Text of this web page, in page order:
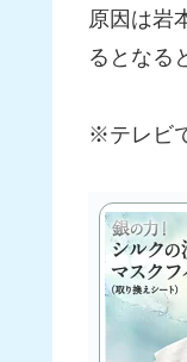
原因は岩
るとなる
※テレビ